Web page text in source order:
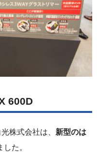
600D
株式会社は、 新型のは
た。